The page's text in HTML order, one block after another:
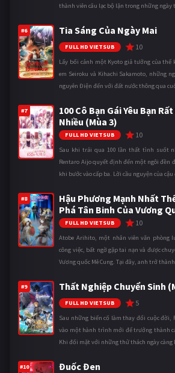
thành viên câu lạc bộ lặn trong những ngày
#6 Tia Sáng Của Ngày Mai
FULL HD VIETSUB 10
Lấy bối cảnh một Kyoto giả tưởng của thế
em Seiroku và Kihachi Sakamoto, những
nguyên Điện đến với đất nước thông qua
#7
100 Cô Bạn Gái Yêu Bạn
Nhiều (Mùa 3)
FULL HD VIETSUB 10
Sau khi trải qua 100 lần thất tình suốt
Rentaro Aijo quyết định đến một ngôi đền
khi bước vào cấp ba. Lời cầu nguyện của
#8
Hậu Phương Mạnh Nhất
Phá Tân Binh Của Vương
FULL HD VIETSUB 10
Atobe Arihito, một nhân viên văn phòng
công việc, bất ngờ gặp tai nạn và được
Vương quốc Mê Cung. Tại đây, anh trở
#9 Thất Nghiệp Chuyển Sinh
FULL HD VIETSUB 5
Sau những biến cố làm thay đổi cuộc đời,
vào một hành trình mới để trưởng thành
Khi đối mặt với những thử thách ngày càng
#10 Đuốc Đen